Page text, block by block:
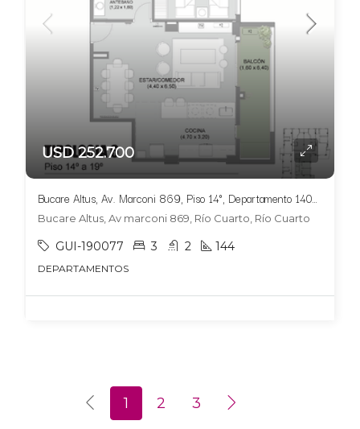
USD 252.700
Bucare Altus, Av. Marconi 869, Piso 14°, Departamento 1404, Tipologia 6
Bucare Altus, Av marconi 869, Río Cuarto, Río Cuarto
GUI-190077 3 2 144
DEPARTAMENTOS
1 2 3